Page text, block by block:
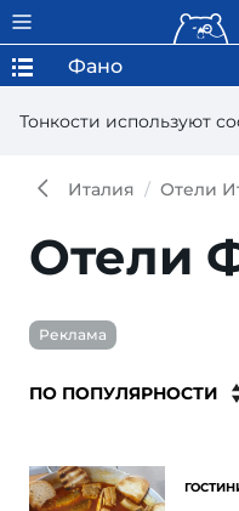
Тонкости используют
Фано
Италия Отели
Отели
Реклама